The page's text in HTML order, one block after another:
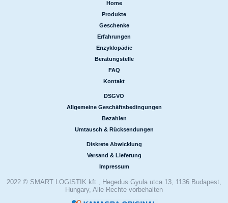
Home
Produkte
Geschenke
Erfahrungen
Enzyklopädie
Beratungstelle
FAQ
Kontakt
DSGVO
Allgemeine Geschäftsbedingungen
Bezahlen
Umtausch & Rücksendungen
Diskrete Abwicklung
Versand & Lieferung
Impressum
2022 © SMART LOGISTIK kft., Hegedus Gyula utca 13, 1136 Budapest,
Hungary, Alle Rechte vorbehalten